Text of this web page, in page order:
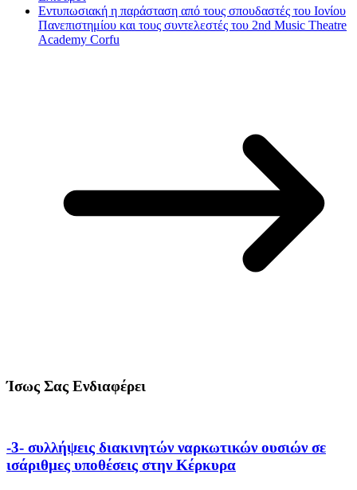
Εντυπωσιακή η παράσταση από τους σπουδαστές του Ιονίου
Πανεπιστημίου και τους συντελεστές του 2nd Music Theatre
Academy Corfu
Ίσως Σας Ενδιαφέρει
-3- συλλήψεις διακινητών ναρκωτικών ουσιών σε
ισάριθμες υποθέσεις στην Κέρκυρα